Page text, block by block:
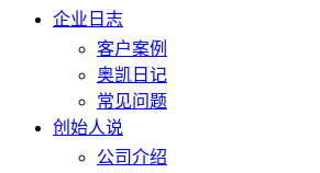
企业日志
客户案例
奥凯日记
常见问题
创始人说
公司介绍